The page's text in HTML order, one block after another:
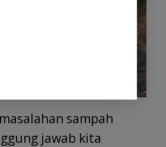
sampah
jawab kita